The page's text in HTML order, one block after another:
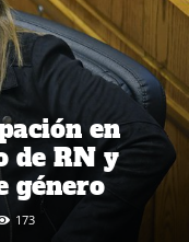
en
de RN y
género
173